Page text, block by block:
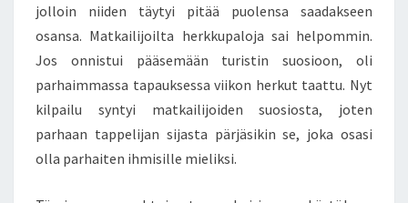
jolloin niiden täytyi pitää puolensa saadakseen
osansa. Matkailijoilta herkkupaloja sai helpommin.
Jos onnistui pääsemään turistin suosioon, oli
parhaimmassa tapauksessa viikon herkut taattu. Nyt
kilpailu syntyi matkailijoiden suosiosta, joten
parhaan tappelijan sijasta pärjäsikin se, joka osasi
olla parhaiten ihmisille mieliksi.